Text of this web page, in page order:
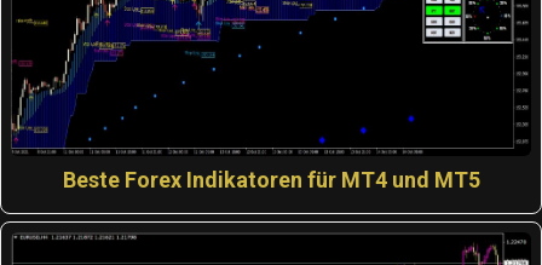
Beste Forex Indikatoren für MT4 und MT5